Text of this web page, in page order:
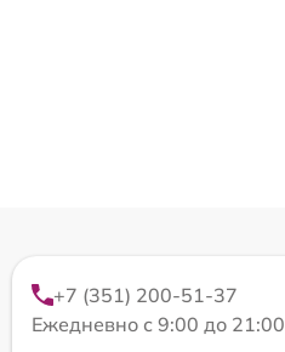
+7 (351) 200-51-37
Ежедневно с 9:00 до 21:00